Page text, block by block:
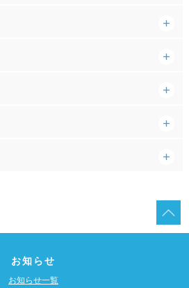
お知らせ
お知らせ一覧